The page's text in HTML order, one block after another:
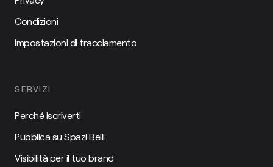
Condizioni
Impostazioni di tracciamento
SERVIZI
Perché iscriverti
Pubblica su Spazi Belli
Visibilità per il tuo brand